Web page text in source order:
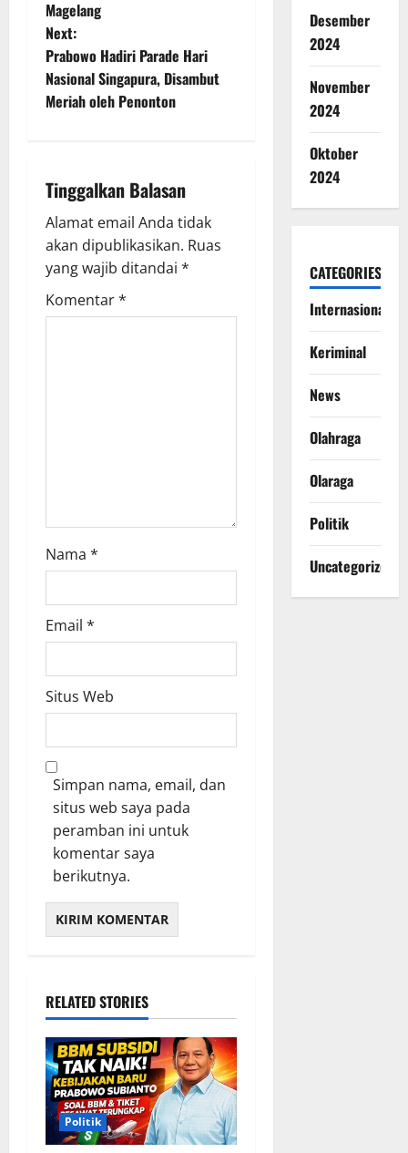
s
t
n
v
i
g
a
t
Magelang
Next:
Prabowo Hadiri Parade Hari
Nasional Singapura, Disambut
Meriah oleh Penonton
Tinggalkan Balasan
Alamat email Anda tidak
akan dipublikasikan. Ruas
yang wajib ditandai *
Komentar*
Nama *
Email *
Situs Web
Simpan nama, email, dan
situs web saya pada
peramban ini untuk
komentar saya
berikutnya.
RELATED STORIES
Politik
Desember
2024
November
2024
Oktober
2024
CATEGORIES
Internasional
Keriminal
News
Olahraga
Olaraga
Politik
Uncategorized